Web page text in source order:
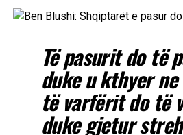
Të pasurit do të
duke u kthyer
të varfërit do të
duke gjetur